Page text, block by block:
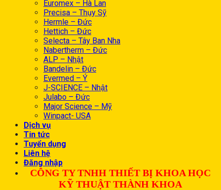
Euromex – Hà Lan
Precisa – Thụy Sỹ
Hermle – Đức
Hettich – Đức
Selecta – Tây Ban Nha
Nabertherm – Đức
ALP – Nhật
Bandelin – Đức
Evermed – Ý
J-SCIENCE – Nhật
Julabo – Đức
Major Science – Mỹ
Winpact- USA
Dịch vụ
Tin tức
Tuyển dụng
Liên hệ
Đăng nhập
CÔNG TY TNHH THIẾT BỊ KHOA HỌC
KỸ THUẬT THÀNH KHOA